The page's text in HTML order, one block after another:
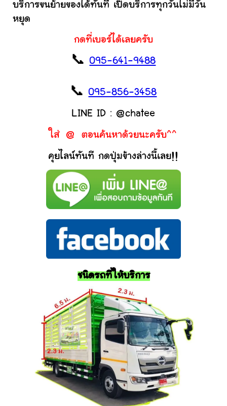
บริการขนย้ายของได้ทันที เปิดบริการทุกวันไม่มีวัน
หยุด
กดที่เบอร์ได้เลยครับ
📞095-641-9488
📞095-856-3458
LINE ID : @chatee
ใส่ @ ตอนค้นหาด้วยนะครับ^^
คุยไลน์ทันที กดปุ่มข้างล่างนี้เลย!!
ชนิดรถที่ให้บริการ